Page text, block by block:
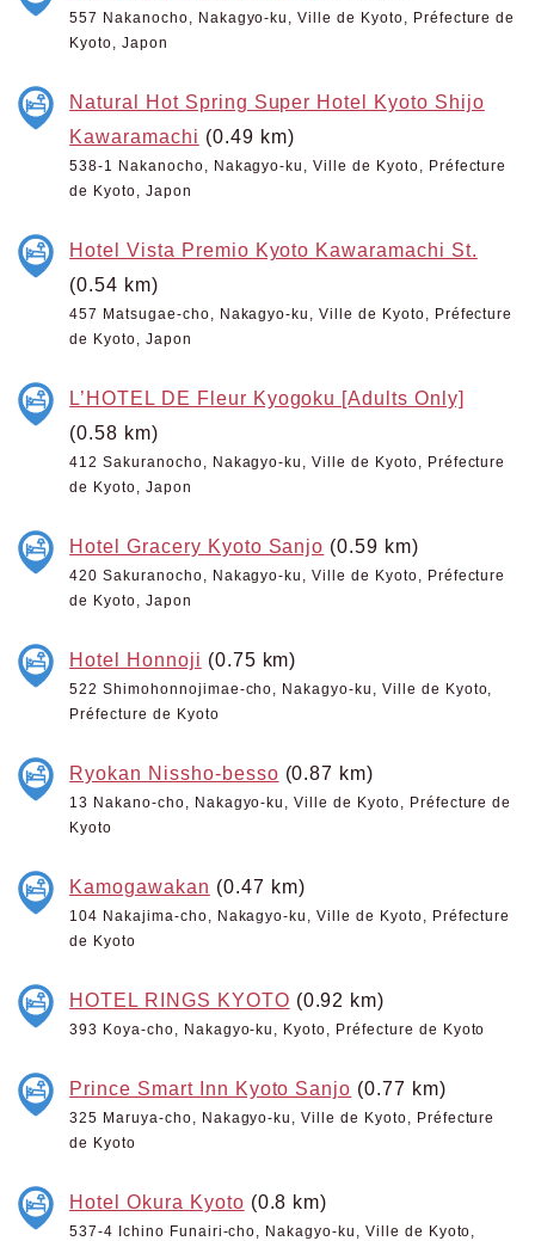
557 Nakanocho, Nakagyo-ku, Ville de Kyoto, Préfecture de
Kyoto, Japon
Natural Hot Spring Super Hotel Kyoto Shijo
Kawaramachi (0.49 km)
538-1 Nakanocho, Nakagyo-ku, Ville de Kyoto, Préfecture
de Kyoto, Japon
Hotel Vista Premio Kyoto Kawaramachi St.
(0.54 km)
457 Matsugae-cho, Nakagyo-ku, Ville de Kyoto, Préfecture
de Kyoto, Japon
L’HOTEL DE Fleur Kyogoku [Adults Only]
(0.58 km)
412 Sakuranocho, Nakagyo-ku, Ville de Kyoto, Préfecture
de Kyoto, Japon
Hotel Gracery Kyoto Sanjo (0.59 km)
420 Sakuranocho, Nakagyo-ku, Ville de Kyoto, Préfecture
de Kyoto, Japon
Hotel Honnoji (0.75 km)
522 Shimohonnojimae-cho, Nakagyo-ku, Ville de Kyoto,
Préfecture de Kyoto
Ryokan Nissho-besso (0.87 km)
13 Nakano-cho, Nakagyo-ku, Ville de Kyoto, Préfecture de
Kyoto
Kamogawakan (0.47 km)
104 Nakajima-cho, Nakagyo-ku, Ville de Kyoto, Préfecture
de Kyoto
HOTEL RINGS KYOTO (0.92 km)
393 Koya-cho, Nakagyo-ku, Kyoto, Préfecture de Kyoto
Prince Smart Inn Kyoto Sanjo (0.77 km)
325 Maruya-cho, Nakagyo-ku, Ville de Kyoto, Préfecture
de Kyoto
Hotel Okura Kyoto (0.8 km)
537-4 Ichino Funairi-cho, Nakagyo-ku, Ville de Kyoto,